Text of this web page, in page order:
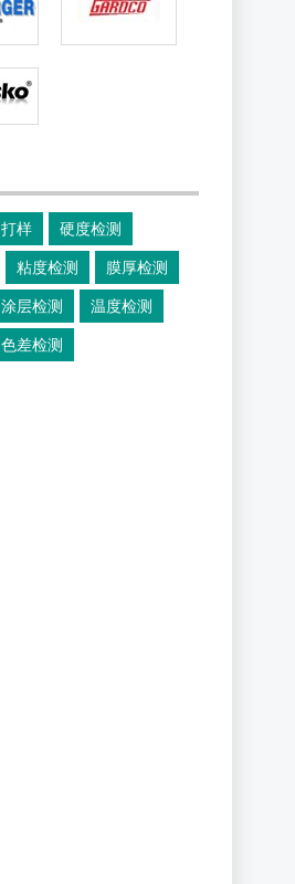
打样 硬度检测
粘度检测 膜厚检测
涂层检测 温度检测
色差检测